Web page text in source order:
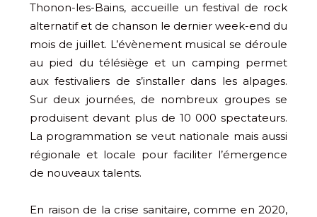
Thonon-les-Bains, accueille un festival de rock
alternatif et de chanson le dernier week-end du
mois de juillet. L’évènement musical se déroule
au pied du télésiège et un camping permet
aux festivaliers de s’installer dans les alpages.
Sur deux journées, de nombreux groupes se
produisent devant plus de 10 000 spectateurs.
La programmation se veut nationale mais aussi
régionale et locale pour faciliter l’émergence
de nouveaux talents.
En raison de la crise sanitaire, comme en 2020,